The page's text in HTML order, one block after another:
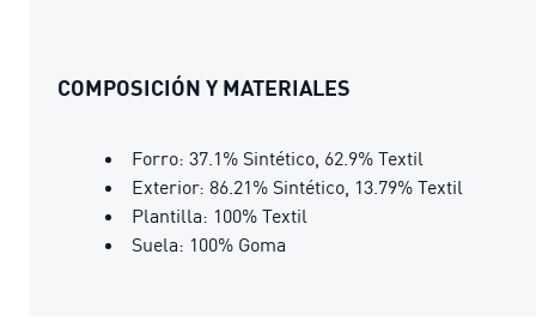
COMPOSICIÓN Y MATERIALES
Forro: 37.1% Sintético, 62.9% Textil
Exterior: 86.21% Sintético, 13.79% Textil
Plantilla: 100% Textil
Suela: 100% Goma